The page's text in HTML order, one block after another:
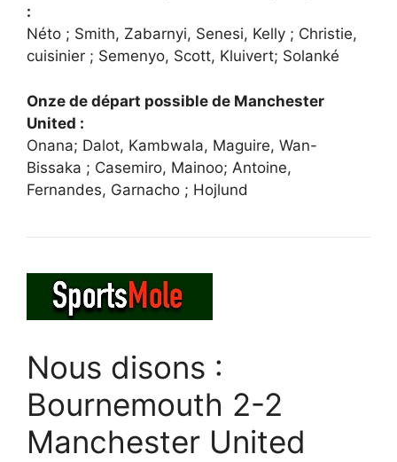
:
Néto ; Smith, Zabarnyi, Senesi, Kelly ; Christie,
cuisinier ; Semenyo, Scott, Kluivert; Solanké
Onze de départ possible de Manchester
United :
Onana; Dalot, Kambwala, Maguire, Wan-
Bissaka ; Casemiro, Mainoo; Antoine,
Fernandes, Garnacho ; Hojlund
Nous disons :
Bournemouth 2-2
Manchester United